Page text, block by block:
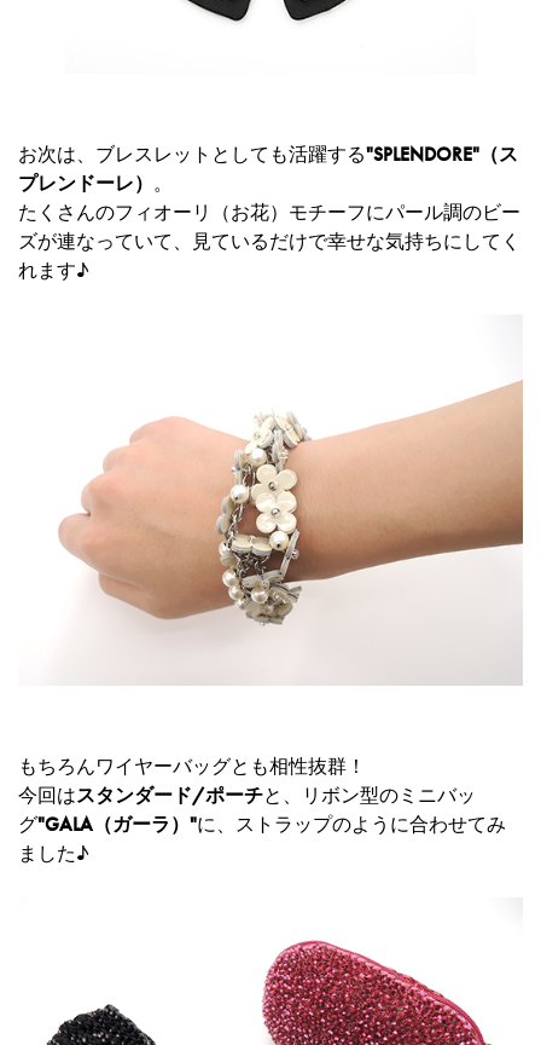
お次は、ブレスレットとしても活躍する"SPLENDORE"（ス
プレンドーレ） 。
たくさんのフィオーリ（お花）モチーフにパール調のビー
ズが連なっていて、見ているだけで幸せな気持ちにしてく
れます♪
もちろんワイヤーバッグとも相性抜群！
今回はスタンダード/ポーチと、リボン型のミニバッ
グ"GALA（ガーラ）"に、ストラップのように合わせてみ
ました♪